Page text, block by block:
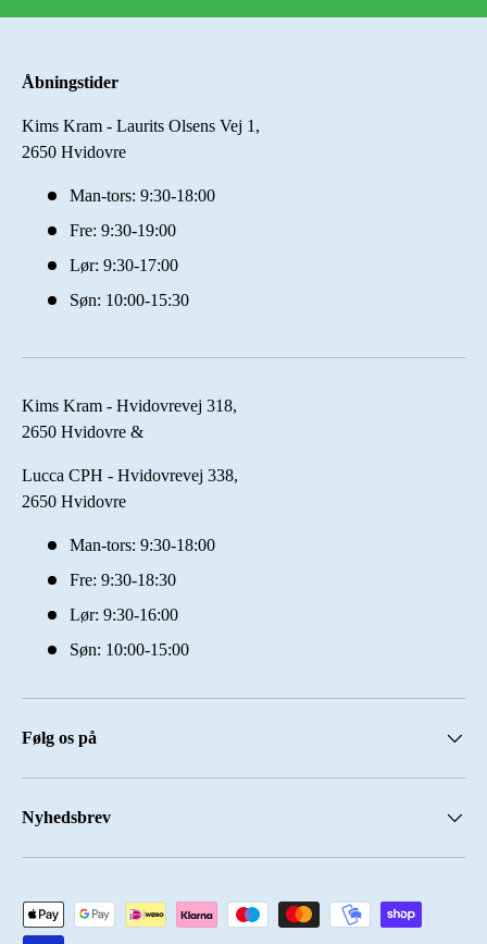
Åbningstider
Kims Kram - Laurits Olsens Vej 1,
2650 Hvidovre
Man-tors: 9:30-18:00
Fre: 9:30-19:00
Lør: 9:30-17:00
Søn: 10:00-15:30
Kims Kram - Hvidovrevej 318,
2650 Hvidovre &
Lucca CPH - Hvidovrevej 338,
2650 Hvidovre
Man-tors: 9:30-18:00
Fre: 9:30-18:30
Lør: 9:30-16:00
Søn: 10:00-15:00
Følg os på
Nyhedsbrev
Accepterede betalingsmetoder